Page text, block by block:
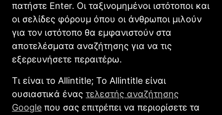
πατήστε Enter. Οι ταξινομημένοι ιστότοποι και
οι σελίδες φόρουμ όπου οι άνθρωποι μιλούν
για τον ιστότοπο θα εμφανιστούν στα
αποτελέσματα αναζήτησης για να τις
εξερευνήσετε περαιτέρω.
Τι είναι το Allintitle; Το Allintitle είναι
ουσιαστικά ένας τελεστής αναζήτησης
Google που σας επιτρέπει να περιορίσετε τα